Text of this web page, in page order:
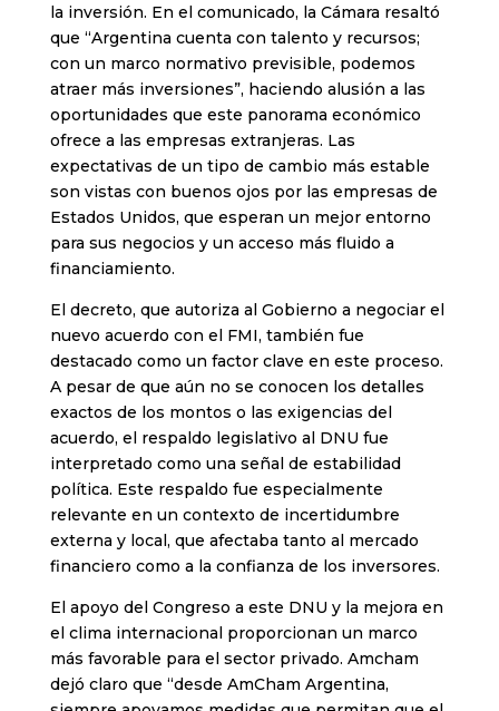
la inversión. En el comunicado, la Cámara resaltó
que “Argentina cuenta con talento y recursos;
con un marco normativo previsible, podemos
atraer más inversiones”, haciendo alusión a las
oportunidades que este panorama económico
ofrece a las empresas extranjeras. Las
expectativas de un tipo de cambio más estable
son vistas con buenos ojos por las empresas de
Estados Unidos, que esperan un mejor entorno
para sus negocios y un acceso más fluido a
financiamiento.
El decreto, que autoriza al Gobierno a negociar el
nuevo acuerdo con el FMI, también fue
destacado como un factor clave en este proceso.
A pesar de que aún no se conocen los detalles
exactos de los montos o las exigencias del
acuerdo, el respaldo legislativo al DNU fue
interpretado como una señal de estabilidad
política. Este respaldo fue especialmente
relevante en un contexto de incertidumbre
externa y local, que afectaba tanto al mercado
financiero como a la confianza de los inversores.
El apoyo del Congreso a este DNU y la mejora en
el clima internacional proporcionan un marco
más favorable para el sector privado. Amcham
dejó claro que “desde AmCham Argentina,